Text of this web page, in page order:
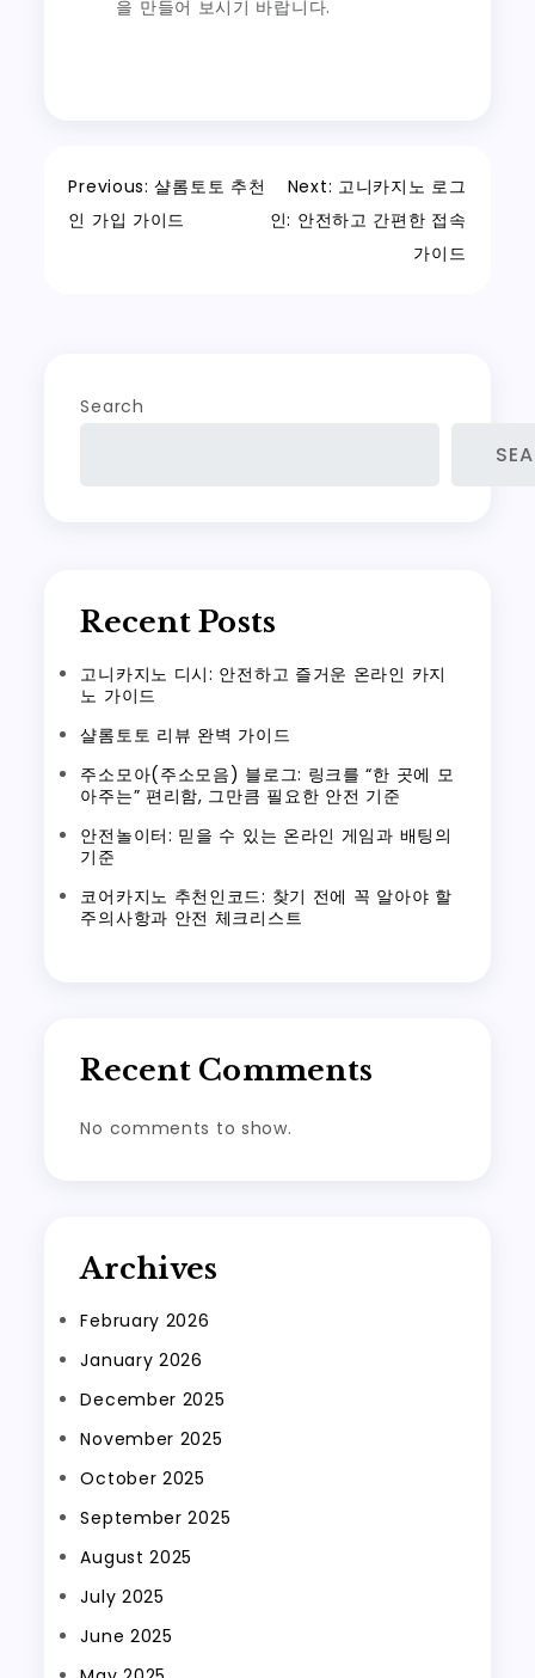
을 만들어 보시기 바랍니다.
Post
Previous: 샬롬토토 추천
인 가입 가이드
Next: 고니카지노 로그
인: 안전하고 간편한 접속
가이드
Search
Recent Posts
고니카지노 디시: 안전하고 즐거운 온라인 카지
노 가이드
샬롬토토 리뷰 완벽 가이드
주소모아(주소모음) 블로그: 링크를 “한 곳에 모
아주는” 편리함, 그만큼 필요한 안전 기준
안전놀이터: 믿을 수 있는 온라인 게임과 배팅의
기준
코어카지노 추천인코드: 찾기 전에 꼭 알아야 할
주의사항과 안전 체크리스트
Recent Comments
No comments to show.
Archives
February 2026
January 2026
December 2025
November 2025
October 2025
September 2025
August 2025
July 2025
June 2025